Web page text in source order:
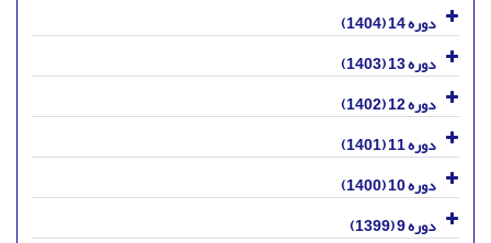
دوره 14 (1404)
دوره 13 (1403)
دوره 12 (1402)
دوره 11 (1401)
دوره 10 (1400)
دوره 9 (1399)